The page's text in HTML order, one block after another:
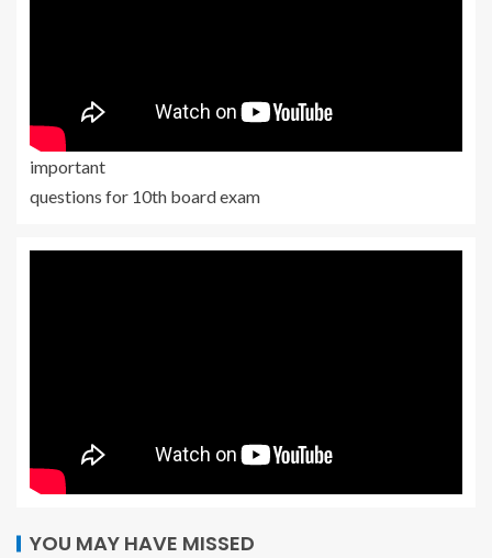
important
questions for 10th board exam
YOU MAY HAVE MISSED